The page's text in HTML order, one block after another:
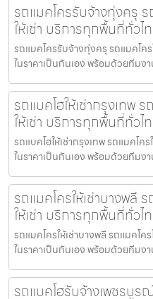
รถแมคโครรับจ้างทุ่งครุ
ให้เช่า บริการทุกพื้นที่ทั่วไ
รถแมคโครรับจ้างทุ่งครุ รถแมคโค
ในราคาเป็นกันเอง พร้อมด้วยทีมง
รถแบคโฮให้เช่ากรุงเทพ
ให้เช่า บริการทุกพื้นที่ทั่วไ
รถแบคโฮให้เช่ากรุงเทพ รถแมคโค
ในราคาเป็นกันเอง พร้อมด้วยทีมง
รถแมคโครให้เช่าบางพลี
ให้เช่า บริการทุกพื้นที่ทั่วไ
รถแมคโครให้เช่าบางพลี รถแมคโค
ในราคาเป็นกันเอง พร้อมด้วยทีมง
รถแบคโฮรับจ้างเพชรบูร